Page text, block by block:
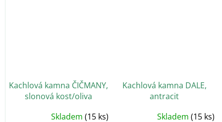
Kachlová kamna ČIČMANY,
slonová kost/oliva
PrůměrnéSkladem(15 ks)
Kachlová kamna DALE,
antracit
Skladem (15 ks)